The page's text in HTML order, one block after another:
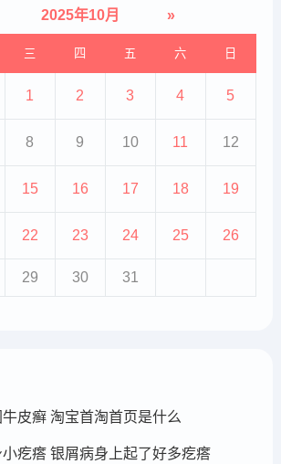
2025年10月 »
三 四 五 六 日
1 2 3 4 5
8 9 10 11 12
15 16 17 18 19
22 23 24 25 26
29 30 31
皮癣 淘宝首淘首页是什么
疙瘩 银屑病身上起了好多疙瘩